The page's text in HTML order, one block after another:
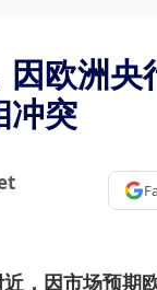
欧洲
冲突
，因市场预期